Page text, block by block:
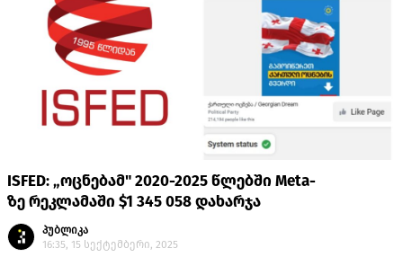
ISFED: „ოცნებამ" 2020-2025 წლებში Meta-
ზე რეკლამაში $1 345 058 დახარჯა
პუბლიკა
16:35, 15 სექტემბერი, 2025